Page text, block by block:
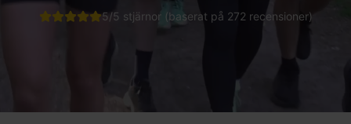
5/5 stjärnor (baserat på 272 recensioner)